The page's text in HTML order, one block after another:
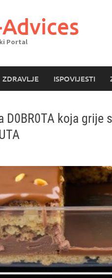
Portal
ZDRAVLJE ISPOVIJESTI
D0BR0TA koja grije